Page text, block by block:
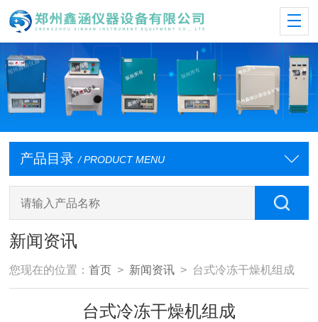
产品目录 / PRODUCT MENU
新闻资讯
您现在的位置：首页 > 新闻资讯 > 台式冷冻干燥机组成
台式冷冻干燥机组成